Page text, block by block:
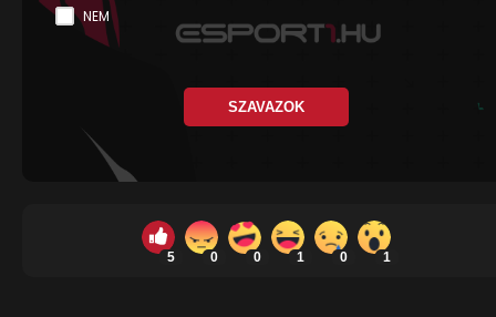
NEM
SZAVAZOK
5 0 0 1 0 1